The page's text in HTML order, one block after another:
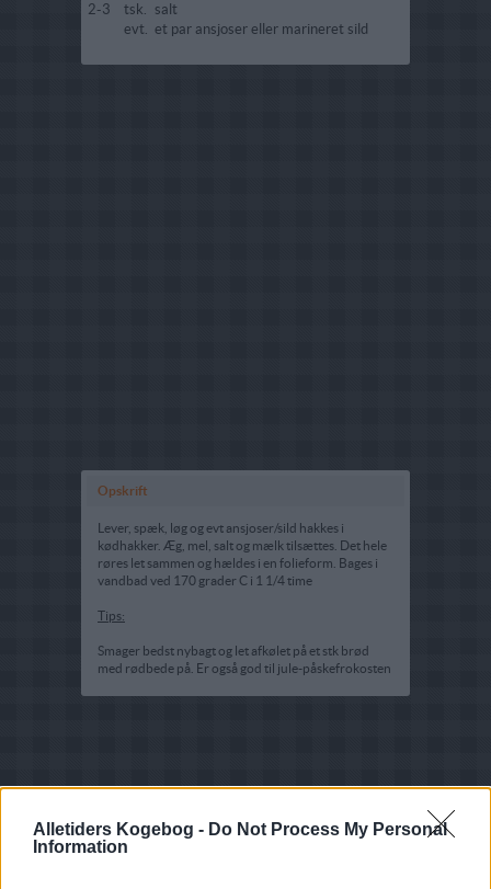
Alletiders Kogebog - Do Not Process My Personal
Information
2-3
tsk. salt
evt. et par ansjoser eller marineret sild
Opskrift
Lever, spæk, løg og evt ansjoser/sild hakkes i
kødhakker. Æg, mel, salt og mælk tilsættes. Det hele
røres let sammen og hældes i en folieform. Bages i
vandbad ved 170 grader C i 1 1/4 time
Tips:
Smager bedst nybagt og let afkølet på et stk brød
med rødbede på. Er også god til jule-påskefrokosten